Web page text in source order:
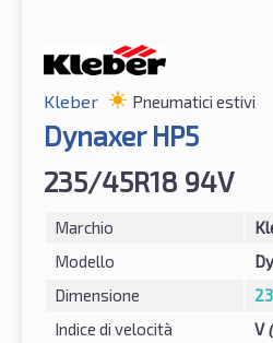
Kleber Pneumatici estivi
Dynaxer HP5
235/45R18 94V
Marchio
Modello
Dimensione
Indice di velocità
V